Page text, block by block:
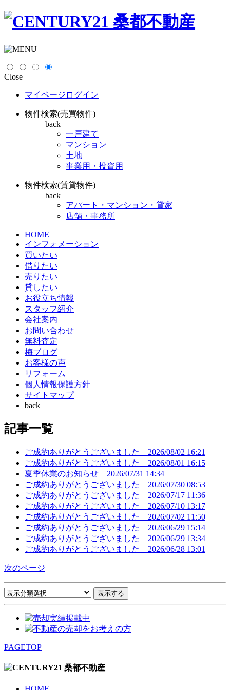
Close
マイページログイン
物件検索(売買物件)
back
一戸建て
マンション
土地
事業用・投資用
物件検索(賃貸物件)
back
アパート・マンション・貸家
店舗・事務所
HOME
インフォメーション
買いたい
借りたい
売りたい
貸したい
お役立ち情報
スタッフ紹介
会社案内
お問い合わせ
無料査定
梅ブログ
お客様の声
リフォーム
個人情報保護方針
サイトマップ
back
記事一覧
ご成約ありがとうございました 2026/08/02 16:21
ご成約ありがとうございました 2026/08/01 16:15
夏季休業のお知らせ 2026/07/31 14:34
ご成約ありがとうございました 2026/07/30 08:53
ご成約ありがとうございました 2026/07/17 11:36
ご成約ありがとうございました 2026/07/10 13:17
ご成約ありがとうございました 2026/07/02 11:50
ご成約ありがとうございました 2026/06/29 15:14
ご成約ありがとうございました 2026/06/29 13:34
ご成約ありがとうございました 2026/06/28 13:01
次のページ
PAGETOP